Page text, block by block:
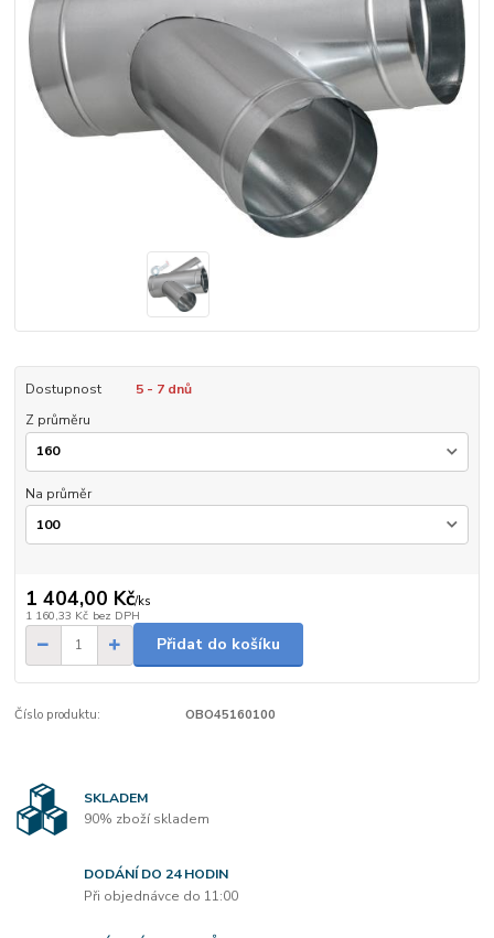
Dostupnost
5 - 7 dnů
Z průměru
Na průměr
1 404,00 Kč/ks
1 160,33 Kč bez DPH
Přidat do košíku
Číslo produktu: OBO45160100
SKLADEM
90% zboží skladem
DODÁNÍ DO 24 HODIN
Při objednávce do 11:00